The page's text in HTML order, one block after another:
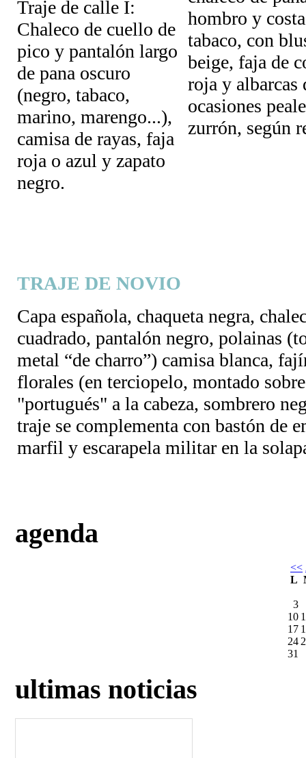
Traje de calle I:
Chaleco de cuello de
pico y pantalón largo
de pana oscuro
(negro, tabaco,
marino, marengo...),
camisa de rayas, faja
roja o azul y zapato
negro.
hombro y
tabaco, con
beige, faja de
roja y albarcas
ocasiones
zurrón, según
TRAJE DE NOVIO
Capa española, chaqueta negra,
cuadrado, pantalón negro, polainas
metal “de charro”) camisa blanca,
florales (en terciopelo, montado
"portugués" a la cabeza, sombrero
traje se complementa con bastón de
marfil y escarapela militar en la
agenda
<<
L
3
10
17
24
31
ultimas noticias